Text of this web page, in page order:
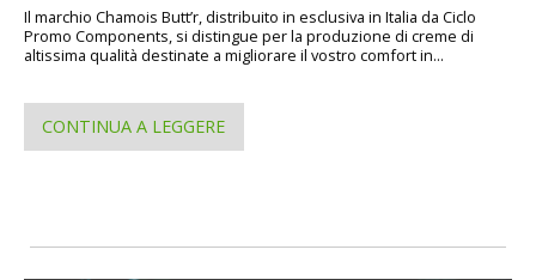
Il marchio Chamois Butt’r, distribuito in esclusiva in Italia da Ciclo
Promo Components, si distingue per la produzione di creme di
altissima qualità destinate a migliorare il vostro comfort in...
CONTINUA A LEGGERE